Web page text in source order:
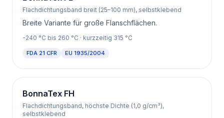
Flachdichtungsband breit (25–100 mm), selbstklebend
Breite Variante für große Flanschflächen.
-240 °C bis 260 °C · kurzzeitig 315 °C
FDA 21 CFR EU 1935/2004
BonnaTex FH
Flachdichtungsband, höchste Dichte (1,0 g/cm³),
selbstklebend